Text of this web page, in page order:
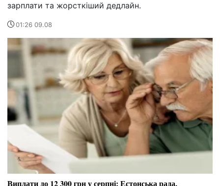
зарплати та жорсткіший дедлайн.
01:26 09.08
Виплати до 12 300 грн у серпні: Естонська рада,